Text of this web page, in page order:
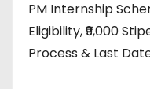
PM Internship
Eligibility, ₹9,000
Process & Last